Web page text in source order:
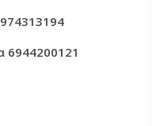
6944200121
: 42